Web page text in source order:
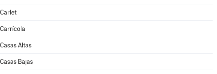
Carlet
Carrícola
Casas Altas
Casas Bajas